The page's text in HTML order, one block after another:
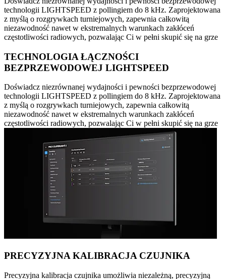
technologii LIGHTSPEED z pollingiem do 8 kHz. Zaprojektowana
z myślą o rozgrywkach turniejowych, zapewnia całkowitą
niezawodność nawet w ekstremalnych warunkach zakłóceń
częstotliwości radiowych, pozwalając Ci w pełni skupić się na grze
TECHNOLOGIA ŁĄCZNOŚCI
BEZPRZEWODOWEJ LIGHTSPEED
Doświadcz niezrównanej wydajności i pewności bezprzewodowej
technologii LIGHTSPEED z pollingiem do 8 kHz. Zaprojektowana
z myślą o rozgrywkach turniejowych, zapewnia całkowitą
niezawodność nawet w ekstremalnych warunkach zakłóceń
częstotliwości radiowych, pozwalając Ci w pełni skupić się na grze
PRECYZYJNA KALIBRACJA CZUJNIKA
Precyzyjna kalibracja czujnika umożliwia niezależną, precyzyjną